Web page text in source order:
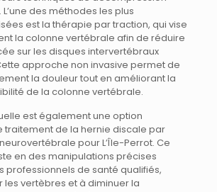
des méthodes les plus
est la thérapie par traction, qui vise
la colonne vertébrale afin de réduire
sur les disques intervertébraux
approche non invasive permet de
la douleur tout en améliorant la
de la colonne vertébrale.
est également une option
traitement de la hernie discale par
pour L’Île-Perrot. Ce
en des manipulations précises
professionnels de santé qualifiés,
les vertèbres et à diminuer la